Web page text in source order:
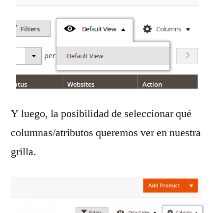
Y luego, la posibilidad de seleccionar qué
columnas/atributos queremos ver en nuestra
grilla.